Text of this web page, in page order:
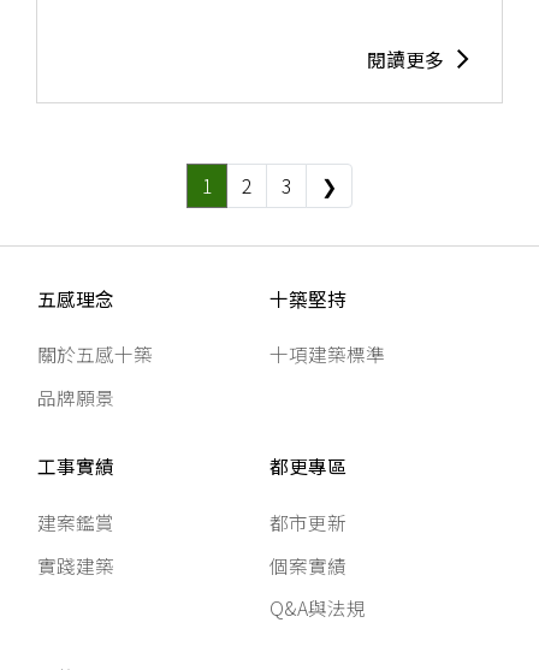
閱讀更多
1 2 3 ❯
五感理念
關於五感十築
品牌願景
十築堅持
十項建築標準
工事實績
建案鑑賞
實踐建築
都更專區
都市更新
個案實績
Q&A與法規